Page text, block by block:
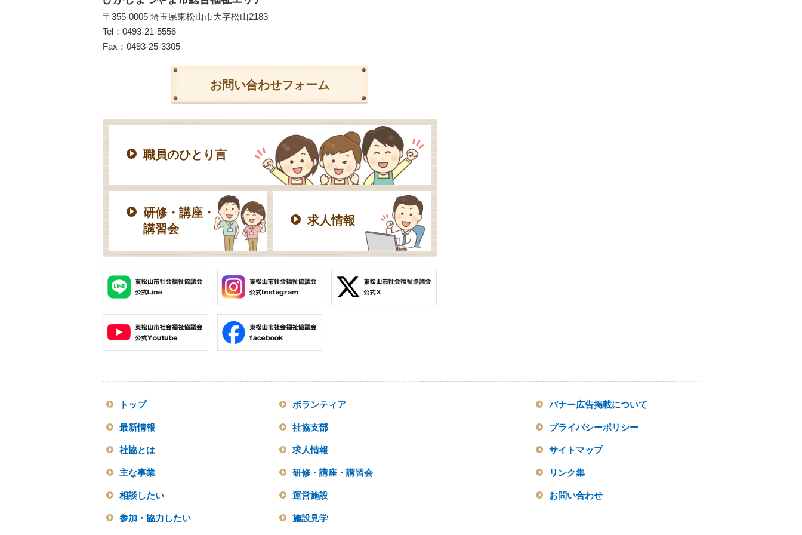
〒355-0005 埼玉県東松山市大字松山2183
Tel： 0493-21-5556
Fax：0493-25-3305
お問い合わせフォーム
職員のひとり言
研修・講座・
講習会
求人情報
トップ
最新情報
社協とは
主な事業
相談したい
参加・協力したい
ボランティア
社協支部
求人情報
研修・講座・講習会
運営施設
施設見学
バナー広告掲載について
プライバシーポリシー
サイトマップ
リンク集
お問い合わせ